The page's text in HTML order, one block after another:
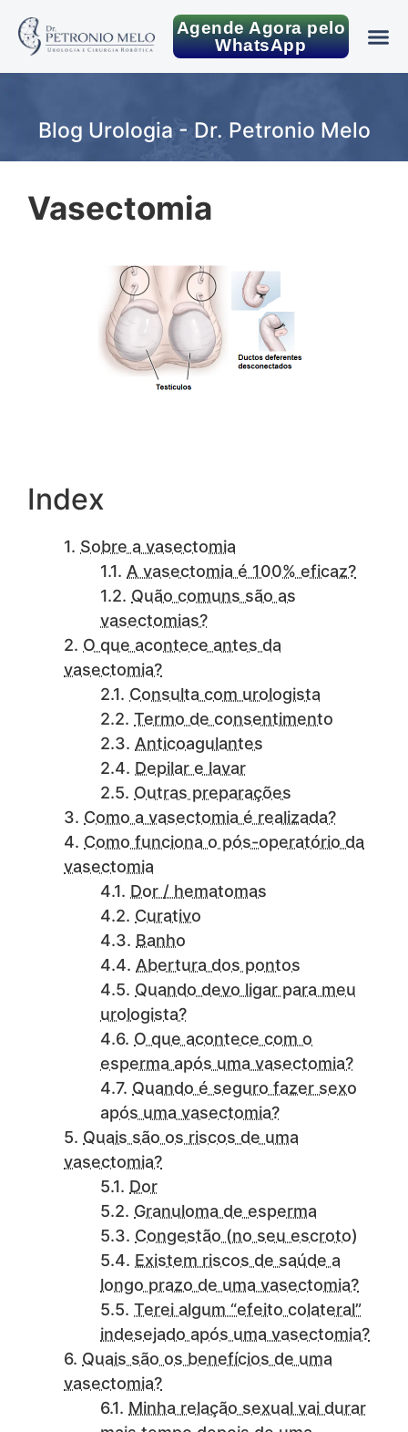
Agende Agora pelo
WhatsApp
Blog Urologia - Dr. Petronio Melo
Vasectomia
Index
Sobre a vasectomia
A vasectomia é 100% eficaz?
Quão comuns são as
vasectomias?
O que acontece antes da
vasectomia?
Consulta com urologista
Termo de consentimento
Anticoagulantes
Depilar e lavar
Outras preparações
Como a vasectomia é realizada?
Como funciona o pós-operatório da
vasectomia
Dor / hematomas
Curativo
Banho
Abertura dos pontos
Quando devo ligar para meu
urologista?
O que acontece com o
esperma após uma vasectomia?
Quando é seguro fazer sexo
após uma vasectomia?
Quais são os riscos de uma
vasectomia?
Dor
Granuloma de esperma
Congestão (no seu escroto)
Existem riscos de saúde a
longo prazo de uma vasectomia?
Terei algum “efeito colateral”
indesejado após uma vasectomia?
Quais são os benefícios de uma
vasectomia?
Minha relação sexual vai durar